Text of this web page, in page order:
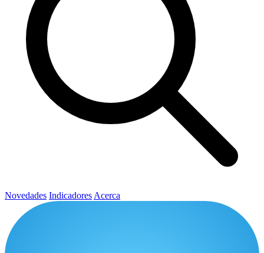
Novedades Indicadores Acerca